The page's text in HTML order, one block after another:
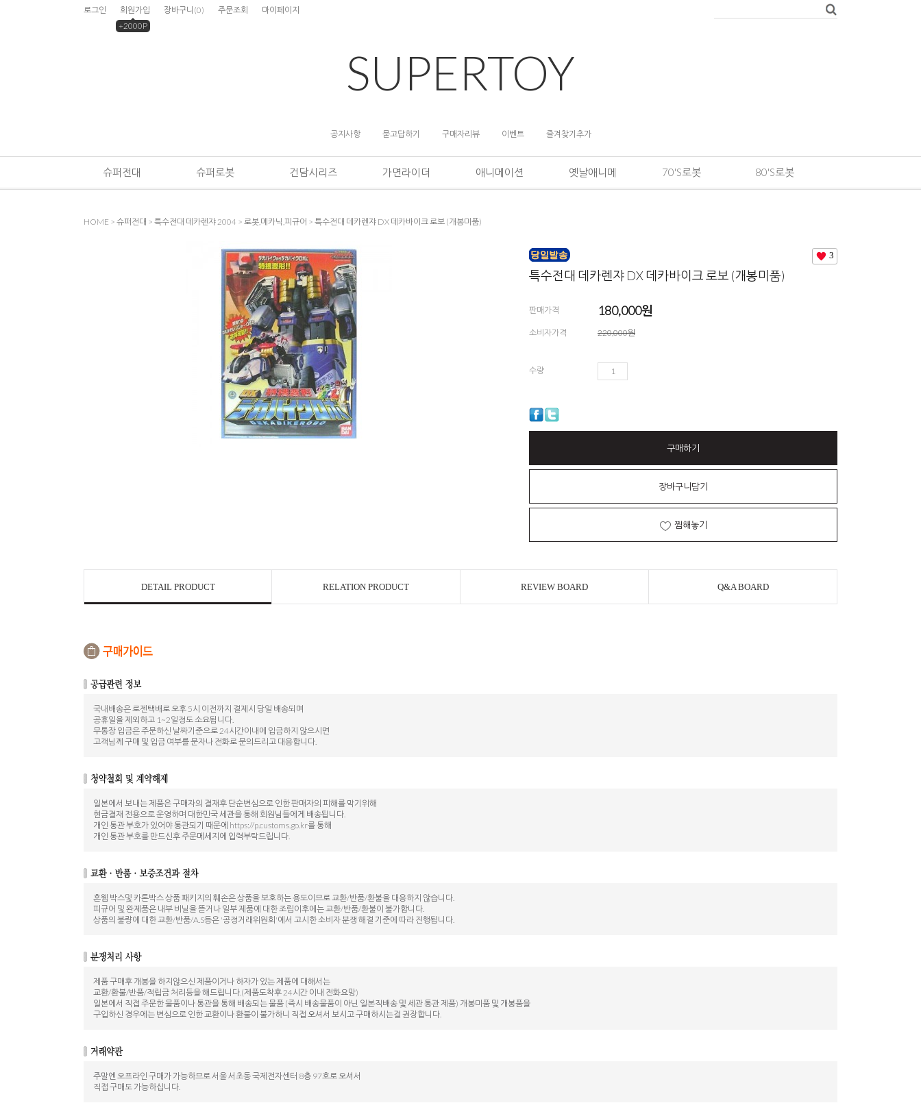
로그인
회원가입
+2000P
장바구니 (0) 주문조회 마이페이지
SUPERTOY
공지사항 묻고답하기 구매자리뷰 이벤트 즐겨찾기추가
슈퍼전대 슈퍼로봇 건담시리즈 가면라이더 애니메이션 옛날애니메 70'S로봇 80'S로봇
HOME > 슈퍼전대 > 특수전대 데카렌쟈 2004 > 로봇,메카닉,피규어 > 특수전대 데카렌쟈 DX 데카바이크 로보 (개봉미품)
3
특수전대 데카렌쟈 DX 데카바이크 로보 (개봉미품)
판매가격 180,000원
소비자가격 220,000원
수량
구매하기
장바구니담기
찜해놓기
DETAIL PRODUCT RELATION PRODUCT REVIEW BOARD Q&A BOARD
국내배송은 로젠택배로 오후 5시 이전까지 결제시 당일 배송되며
공휴일을 제외하고 1~2일정도 소요됩니다.
무통장 입금은 주문하신 날짜기준으로 24시간이내에 입금하지 않으시면
고객님께 구매 및 입금 여부를 문자나 전화로 문의드리고 대응합니다.
일본에서 보내는 제품은 구매자의 결재후 단순변심으로 인한 판매자의 피해를 막기위해
현금결재 전용으로 운영하며 대한민국 세관을 통해 회원님들에게 배송됩니다.
개인 통관 부호가 있어야 통관되기 때문에 https://p.customs.go.kr를 통해
개인 통관 부호를 만드신후 주문메세지에 입력부탁드립니다.
혼웹 박스및 카톤박스 상품 패키지의 훼손은 상품을 보호하는 용도이므로 교환/반품/환불을 대응하지 않습니다.
피규어 및 완제품은 내부 비닐을 뜯거나 일부 제품에 대한 조립이후에는 교환/반품/환불이 불가합니다.
상품의 불량에 대한 교환/반품/A.S등은 '공정거래위원회'에서 고시한 소비자 분쟁 해결 기준에 따라 진행됩니다.
제품 구매후 개봉을 하지않으신 제품이거나 하자가 있는 제품에 대해서는
교환/환불/반품/적립금 처리등을 해드립니다.(제품도착후 24시간 이내 전화요망)
일본에서 직접 주문한 물품이나 통관을 통해 배송되는 물품 (즉시 배송물품이 아닌 일본직배송 및 세관 통관 제품) 개봉미품 및 개봉품을
구입하신 경우에는 변심으로 인한 교환이나 환불이 불가하니 직접 오셔서 보시고 구매하시는걸 권장합니다.
주말엔 오프라인 구매가 가능하므로 서울 서초동 국제전자센터 8층 97호로 오셔서
직접 구매도 가능하십니다.